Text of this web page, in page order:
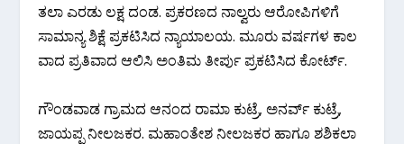
ತಲಾ ಎರಡು ಲಕ್ಷ ದಂಡ. ಪ್ರಕರಣದ ನಾಲ್ವರು ಆರೋಪಿಗಳಿಗೆ
ಸಾಮಾನ್ಯ ಶಿಕ್ಷೆ ಪ್ರಕಟಿಸಿದ ನ್ಯಾಯಾಲಯ. ಮೂರು ವರ್ಷಗಳ ಕಾಲ
ವಾದ ಪ್ರತಿವಾದ ಆಲಿಸಿ ಅಂತಿಮ ತೀರ್ಪು ಪ್ರಕಟಿಸಿದ ಕೋರ್ಟ್.
ಗೌಂಡವಾಡ ಗ್ರಾಮದ ಆನಂದ ರಾಮಾ ಕುಟ್ರೆ, ಅನರ್ವ್ ಕುಟ್ರೆ,
ಜಾಯಪ್ಪ ನೀಲಜಕರ. ಮಹಾಂತೇಶ ನೀಲಜಕರ ಹಾಗೂ ಶಶಿಕಲಾ